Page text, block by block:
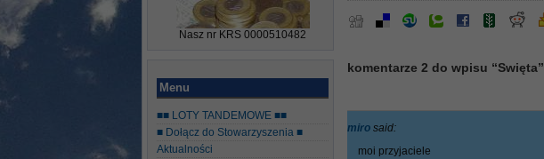
Nasz nr KRS 0000510482
Menu
■■ LOTY TANDEMOWE ■■
■ Dołącz do Stowarzyszenia ■
Aktualności
komentarze 2 do wpisu “Swięta”
miro said:
moi przyjaciele